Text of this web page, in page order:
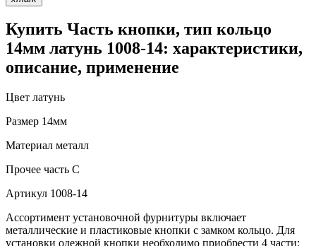
Купить Часть кнопки, тип кольцо
14мм латунь 1008-14: характеристики,
описание, применение
Цвет латунь
Размер 14мм
Материал металл
Прочее часть С
Артикул 1008-14
Ассортимент установочной фурнитуры включает
металлические и пластиковые кнопки с замком кольцо. Для
установки одежной кнопки необходимо приобрести 4 части: